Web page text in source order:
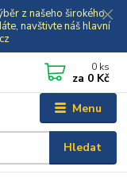
z našeho širokého
navštivte náš hlavní
Menu
Hledat
0 ks
za 0 Kč